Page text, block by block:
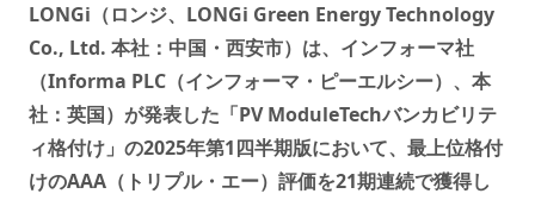
LONGi（ロンジ、LONGi Green Energy Technology
Co., Ltd. 本社：中国・西安市）は、インフォーマ社
（Informa PLC（インフォーマ・ピーエルシー）、本
社：英国）が発表した「PV ModuleTechバンカビリテ
ィ格付け」の2025年第1四半期版において、最上位格付
けのAAA（トリプル・エー）評価を21期連続で獲得し